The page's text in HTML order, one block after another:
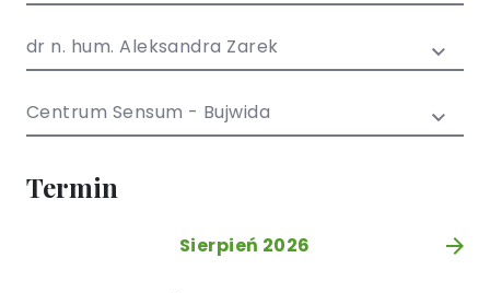
młodzieży
dr n. hum. Aleksandra Zarek
Centrum Sensum - Bujwida
Termin
Sierpień 2026 »